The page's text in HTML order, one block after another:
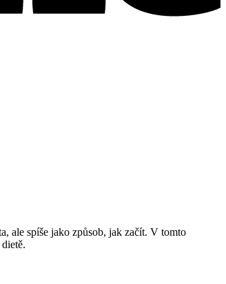
ale spíše jako způsob, jak začít. V tomto